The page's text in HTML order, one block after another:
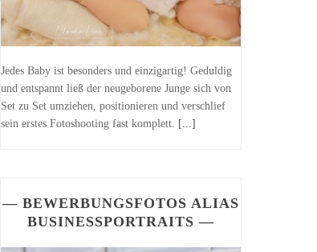
Jedes Baby ist besonders und einzigartig! Geduldig
und entspannt ließ der neugeborene Junge sich von
Set zu Set umziehen, positionieren und verschlief
sein erstes Fotoshooting fast komplett. [...]
— BEWERBUNGSFOTOS ALIAS
BUSINESSPORTRAITS —